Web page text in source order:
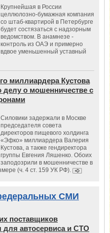
Крупнейшая в России
целлюлозно-бумажная компания
со штаб-квартирой в Петербурге
будет состязаться с надзорным
ведомством. В анамнезе -
контроль из ОАЭ и примерно
вдвое уменьшенный уставный
миллиардера Кустова
делу о мошенничестве с
Силовики задержали в Москве
председателя совета
директоров пищевого холдинга
«Эфко» миллиардера Валерия
Кустова, а также гендиректора
группы Евгения Ляшенко. Обоих
заподозрили в мошенничестве в
(ч. 4 ст. 159 УК РФ).
СМИ
поставщиков
для автосервиса и СТО